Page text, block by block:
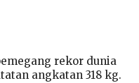
rekor dunia
angkatan 318 kg.